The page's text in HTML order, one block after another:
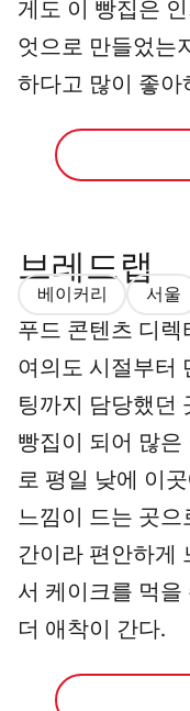
게도 이 빵집은
엇으로 만들었는
하다고 많이 좋아
브레드랩
베이커리 서울
푸드 콘텐츠 디렉
여의도 시절부터
팅까지 담당했던
빵집이 되어 많은
로 평일 낮에 이
느낌이 드는 곳으
간이라 편안하게
서 케이크를 먹을
더 애착이 간다.